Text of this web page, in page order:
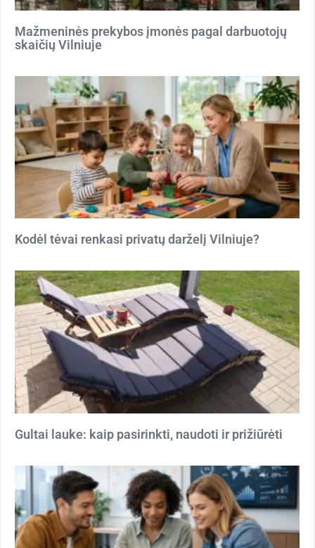
Mažmeninės prekybos įmonės pagal darbuotojų
skaičių Vilniuje
Kodėl tėvai renkasi privatų darželį Vilniuje?
Gultai lauke: kaip pasirinkti, naudoti ir prižiūrėti